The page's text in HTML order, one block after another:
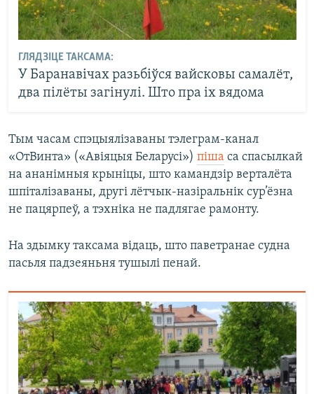
ГЛЯДЗІЦЕ ТАКСАМА:
У Баранавічах разьбіўся вайсковы самалёт,
два пілёты загінулі. Што пра іх вядома
Тым часам спэцыялізаваны тэлеграм-канал
«ОтВинта» («Авіяцыя Беларусі») піша са спасылкай
на ананімныя крыніцы, што камандзір верталёта
шпіталізаваны, другі лётчык-назіральнік сур’ёзна
не пацярпеў, а тэхніка не падлягае рамонту.
На здымку таксама відаць, што паветранае судна
пасьля падзеяньня тушылі пенай.